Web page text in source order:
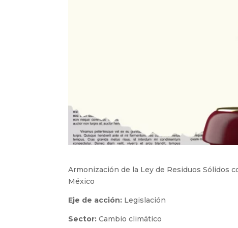
Armonización de la Ley de Residuos Sólidos
México
Eje de acción: Legislación
Sector:Cambio climático